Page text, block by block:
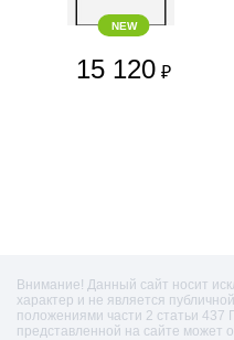
NEW
15 120 ₽
Внимание! Данный сайт носит
характер и не является
положениями части 2 статьи 437
представленной на сайте может